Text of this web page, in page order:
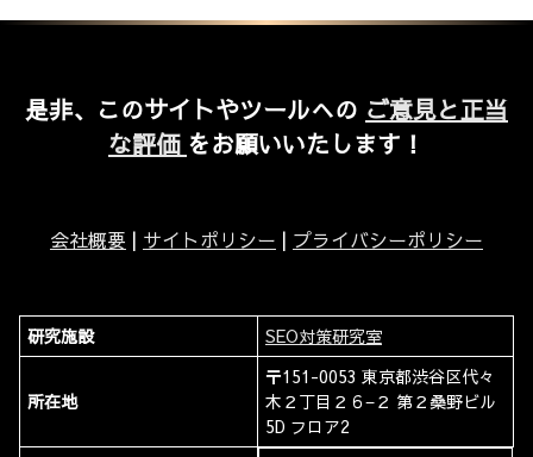
是非、このサイトやツールへの ご意見と正当
な評価 をお願いいたします！
会社概要 | サイトポリシー | プライバシーポリシー
研究施設 SEO対策研究室
所在地
〒151-0053 東京都渋谷区代々
木２丁目２６−２ 第２桑野ビル
5D フロア2